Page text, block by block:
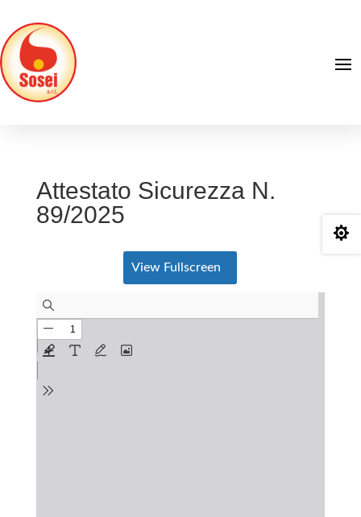
Attestato Sicurezza N.
89/2025
View Fullscreen
